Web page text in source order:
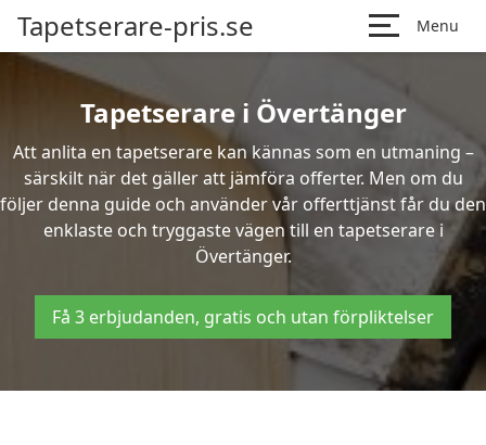
Tapetserare-pris.se Menu
Tapetserare i Övertänger
Att anlita en tapetserare kan kännas som en utmaning –
särskilt när det gäller att jämföra offerter. Men om du
följer denna guide och använder vår offerttjänst får du den
enklaste och tryggaste vägen till en tapetserare i
Övertänger.
Få 3 erbjudanden, gratis och utan förpliktelser